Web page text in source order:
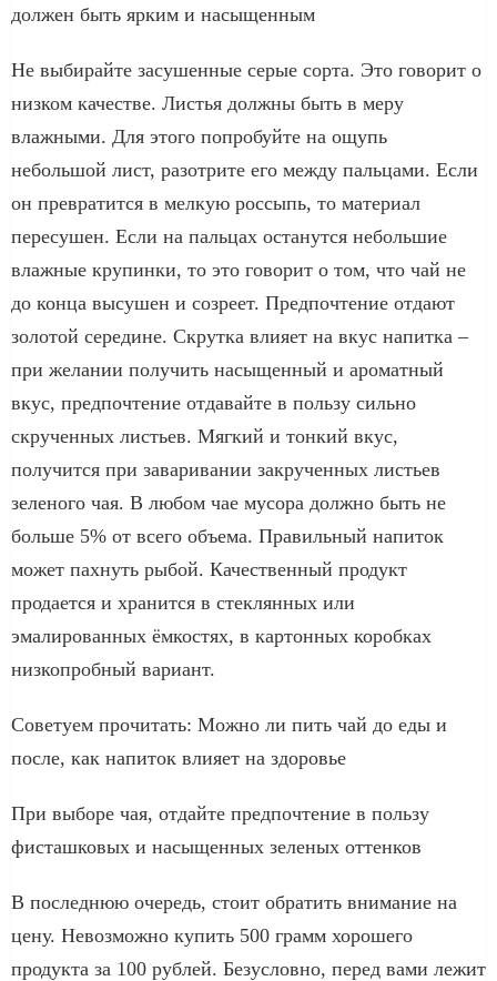
должен быть ярким и насыщенным
Не выбирайте засушенные серые сорта. Это говорит о
низком качестве. Листья должны быть в меру
влажными. Для этого попробуйте на ощупь
небольшой лист, разотрите его между пальцами. Если
он превратится в мелкую россыпь, то материал
пересушен. Если на пальцах останутся небольшие
влажные крупинки, то это говорит о том, что чай не
до конца высушен и созреет. Предпочтение отдают
золотой середине. Скрутка влияет на вкус напитка –
при желании получить насыщенный и ароматный
вкус, предпочтение отдавайте в пользу сильно
скрученных листьев. Мягкий и тонкий вкус,
получится при заваривании закрученных листьев
зеленого чая. В любом чае мусора должно быть не
больше 5% от всего объема. Правильный напиток
может пахнуть рыбой. Качественный продукт
продается и хранится в стеклянных или
эмалированных ёмкостях, в картонных коробках
низкопробный вариант.
Советуем прочитать: Можно ли пить чай до еды и
после, как напиток влияет на здоровье
При выборе чая, отдайте предпочтение в пользу
фисташковых и насыщенных зеленых оттенков
В последнюю очередь, стоит обратить внимание на
цену. Невозможно купить 500 грамм хорошего
продукта за 100 рублей. Безусловно, перед вами лежит